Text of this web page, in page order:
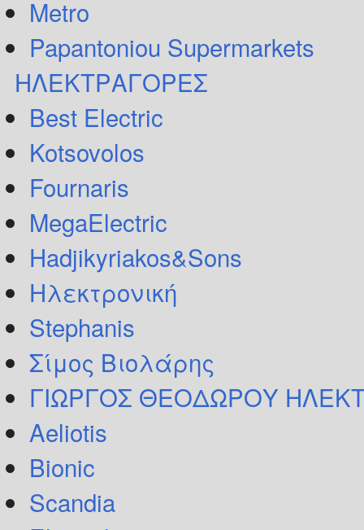
Metro
Papantoniou Supermarkets
ΗΛΕΚΤΡΑΓΟΡΕΣ
Best Electric
Kotsovolos
Fournaris
MegaElectric
Hadjikyriakos&Sons
Ηλεκτρονική
Stephanis
Σίμος Βιολάρης
ΓΙΩΡΓΟΣ ΘΕΟΔΩΡΟΥ
Aeliotis
Bionic
Scandia